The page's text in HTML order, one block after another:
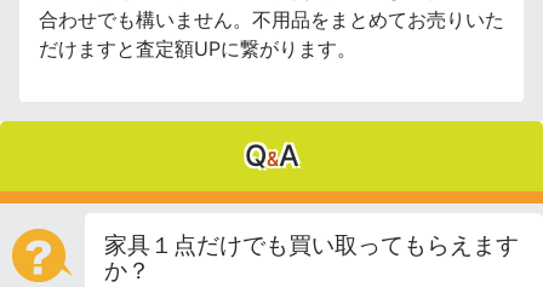
合わせでも構いません。不用品をまとめてお売りいた
だけますと査定額UPに繋がります。
Q&A
家具１点だけでも買い取ってもらえます
か？